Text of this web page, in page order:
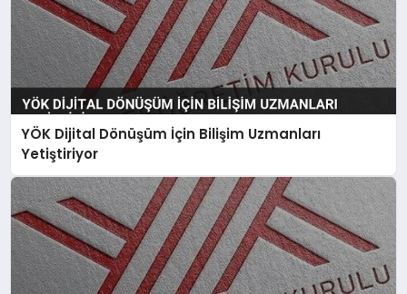
YÖK Dijital Dönüşüm İçin Bilişim Uzmanları
Yetiştiriyor